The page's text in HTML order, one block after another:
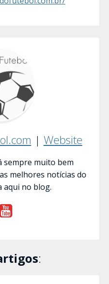
| Website
sempre muito bem
melhores notícias do
aqui no blog.
: